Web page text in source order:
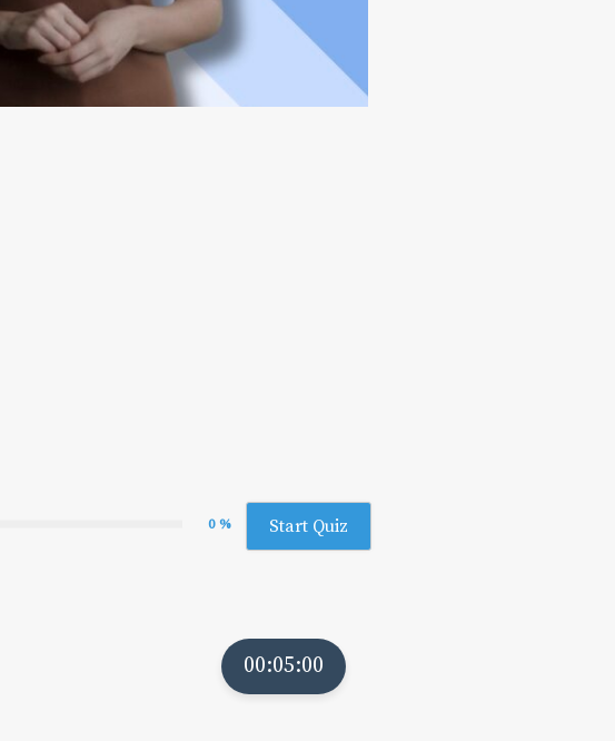
00:05:00
0 % Start Quiz